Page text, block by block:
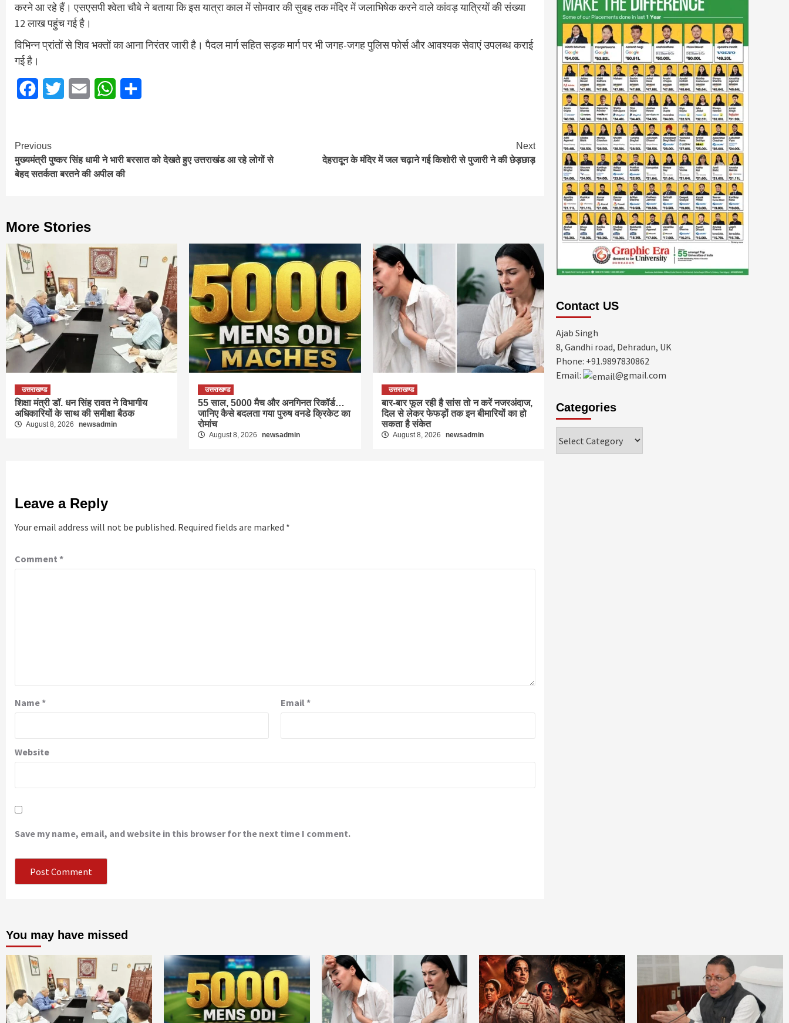
करने आ रहे हैं। एसएसपी श्वेता चौबे ने बताया कि इस यात्रा काल में सोमवार की सुबह तक मंदिर में जलाभिषेक करने वाले कांवड़ यात्रियों की संख्या
12 लाख पहुंच गई है।
विभिन्न प्रांतों से शिव भक्तों का आना निरंतर जारी है। पैदल मार्ग सहित सड़क मार्ग पर भी जगह-जगह पुलिस फोर्स और आवश्यक सेवाएं उपलब्ध कराई
गई है।
FacebookTwitter Email WhatsApp
Continue
Reading
Previous
मुख्यमंत्री पुष्कर सिंह धामी ने भारी बरसात को देखते हुए उत्तराखंड आ रहे लोगों से
बेहद सतर्कता बरतने की अपील की
Next
देहरादून के मंदिर में जल चढ़ाने गई किशोरी से पुजारी ने की छेड़छाड़
More Stories
उत्तराखण्ड
शिक्षा मंत्री डॉ. धन सिंह रावत ने विभागीय
अधिकारियों के साथ की समीक्षा बैठक
August 8, 2026 newsadmin
उत्तराखण्ड
55 साल, 5000 मैच और अनगिनत रिकॉर्ड…
जानिए कैसे बदलता गया पुरुष वनडे क्रिकेट का
रोमांच
August 8, 2026 newsadmin
उत्तराखण्ड
बार-बार फूल रही है सांस तो न करें नजरअंदाज,
दिल से लेकर फेफड़ों तक इन बीमारियों का हो
सकता है संकेत
August 8, 2026 newsadmin
Leave a Reply
Your email address will not be published. Required fields are marked *
Comment *
Name* Email*
Website
Save my name, email, and website in this browser for the next time I comment.
Contact US
Ajab Singh
8, Gandhi road, Dehradun, UK
Phone: +91.9897830862
Email:
@gmail.com
Categories
You may have missed